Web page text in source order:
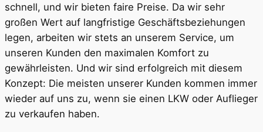
schnell, und wir bieten faire Preise. Da wir sehr
großen Wert auf langfristige Geschäftsbeziehungen
legen, arbeiten wir stets an unserem Service, um
unseren Kunden den maximalen Komfort zu
gewährleisten. Und wir sind erfolgreich mit diesem
Konzept: Die meisten unserer Kunden kommen immer
wieder auf uns zu, wenn sie einen LKW oder Auflieger
zu verkaufen haben.